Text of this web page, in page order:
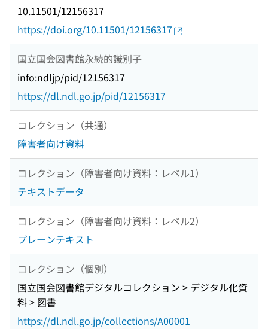
10.11501/12156317
https://doi.org/10.11501/12156317
国立国会図書館永続的識別子
info:ndljp/pid/12156317
https://dl.ndl.go.jp/pid/12156317
コレクション（共通）
障害者向け資料
コレクション（障害者向け資料：レベル1）
テキストデータ
コレクション（障害者向け資料：レベル2）
プレーンテキスト
コレクション（個別）
国立国会図書館デジタルコレクション > デジタル化資
料 > 図書
https://dl.ndl.go.jp/collections/A00001